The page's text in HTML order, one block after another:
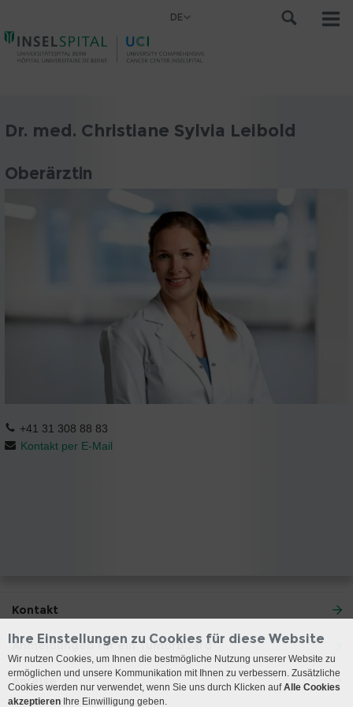
DE
Dr. med. Christiane Sylvia Leibold
Oberärztin
+41 31 308 88 83
Kontakt per E-Mail
Kontakt
Anmeldungen für ein Tumorboard
Anreise
Ihre Einstellungen zu Cookies für diese Website
Wir nutzen Cookies, um Ihnen die bestmögliche Nutzung unserer Website zu
ermöglichen und unsere Kommunikation mit Ihnen zu verbessern. Zusätzliche
Cookies werden nur verwendet, wenn Sie uns durch Klicken aufAlle Cookies
akzeptieren Ihre Einwilligung geben.